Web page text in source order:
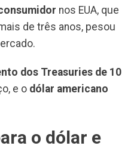
nos EUA, que
de três anos, pesou
dos Treasuries de 10
e o dólar americano
o dólar e